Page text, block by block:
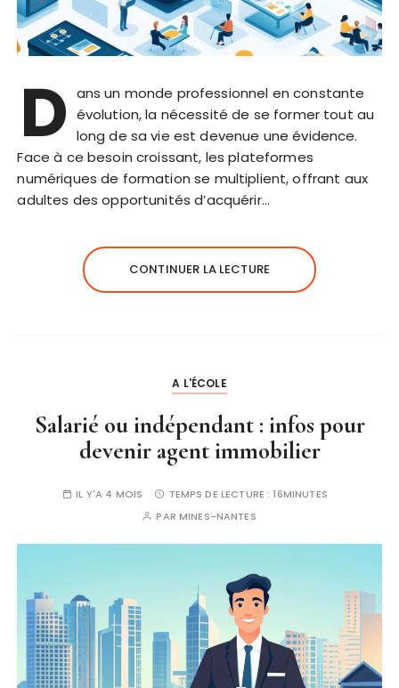
D ans un monde professionnel en constante
évolution, la nécessité de se former tout au
long de sa vie est devenue une évidence.
Face à ce besoin croissant, les plateformes
numériques de formation se multiplient, offrant aux
adultes des opportunités d’acquérir…
CONTINUER LA LECTURE
A L'ÉCOLE
Salarié ou indépendant : infos pour
devenir agent immobilier
IL Y'A 4 MOIS TEMPS DE LECTURE :16MINUTES
PAR MINES-NANTES